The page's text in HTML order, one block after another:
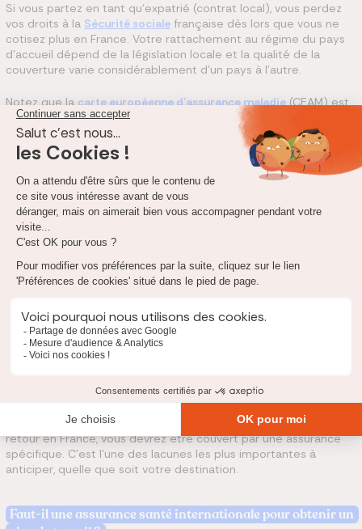
Si vous partez en tant qu'expatrié (contrat local), vous perdez
vos droits à la Sécurité sociale française dès lors que vous ne
cotisez plus en France. Votre rattachement au régime du pays
d'accueil dépend de la législation locale et la qualité de la
couverture varie considérablement d'un pays à l'autre.
Notez que la carte européenne d'assurance maladie(CEAM) est
valable uniquement dans les pays de l'UE et pour les séjours
temporaires. Elle est totalement inutilisable dans le cadre d'une
expatriation professionnelle hors de l'espace européen.
Si vous êtes détaché, vos droits sont maintenus pendant
toute la durée de votre mission.
CFE : quel est son rôle ?
volontaire qui permet aux expatriés de maintenir une
couverture maladie-maternité-invalidité liée au régime français.
Elle joue également un rôle important pour la retraite et
le retour en France . Son coût dépend de votre situation et de
ne couvre pas lerapatriement sanitaire pour
les expatriés. En cas d'hospitalisation grave nécessitant un
retour en France, vous devrez être couvert par une assurance
spécifique. C'est l'une des lacunes les plus importantes à
anticiper, quelle que soit votre destination.
Faut-il une assurance santé internationale pour obtenir un